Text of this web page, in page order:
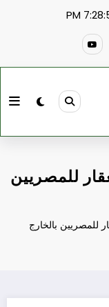
7:28:58
للمصريين
للمصريين بالخارج